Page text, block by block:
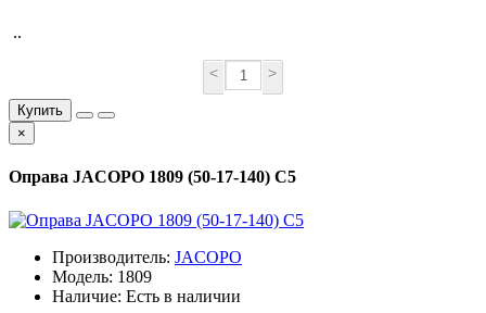
..
< >
Купить
×
Оправа JACOPO 1809 (50-17-140) С5
Производитель: JACOPO
Модель: 1809
Наличие: Есть в наличии